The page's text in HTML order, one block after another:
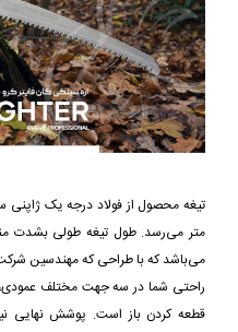
متر می‌رسد. طول تیغه طولی بشدت
راحتی شما در سه جهت مختلف
قطعه کردن باز است. پوشش نهایی